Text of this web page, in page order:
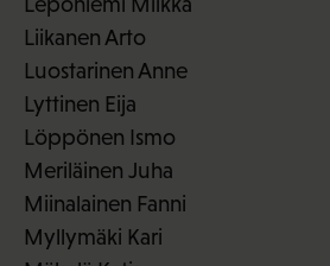
Liikanen Arto
Luostarinen Anne
Lyttinen Eija
Löppönen Ismo
Meriläinen Juha
Miinalainen Fanni
Myllymäki Kari